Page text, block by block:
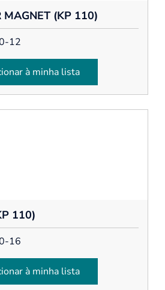
MAGNET (KP 110)
12
à minha lista
110)
16
à minha lista